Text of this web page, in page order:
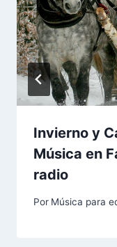
Invierno y
Música en
radio
Por Música para